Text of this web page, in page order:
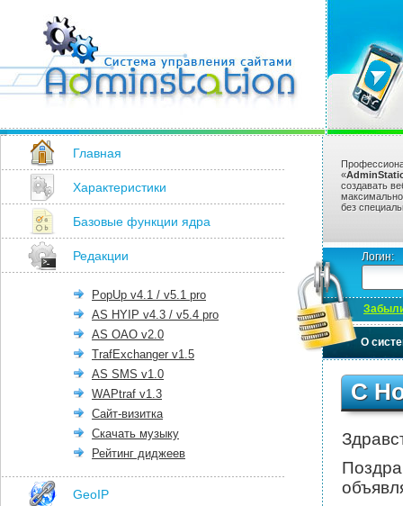
Главная
Характеристики
Базовые функции ядра
Редакции
PopUp v4.1 / v5.1 pro
AS HYIP v4.3 / v5.4 pro
AS OAO v2.0
TrafExchanger v1.5
AS SMS v1.0
WAPtraf v1.3
Сайт-визитка
Скачать музыку
Рейтинг диджеев
GeoIP
«
создавать
без
Логин:
О
С